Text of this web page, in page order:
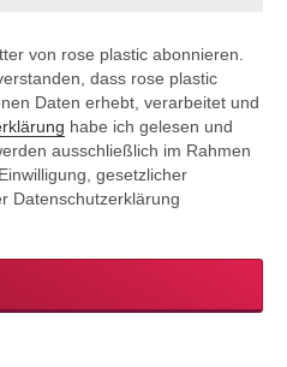
von rose plastic abonnieren.
dass rose plastic
Daten erhebt, verarbeitet und
habe ich gelesen und
ausschließlich im Rahmen
gesetzlicher
Datenschutzerklärung